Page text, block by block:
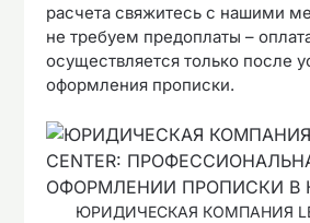
расчета свяжитесь с нашими
не требуем предоплаты –
осуществляется только после
оформления прописки.
ЮРИДИЧЕСКАЯ КОМПАНИЯ